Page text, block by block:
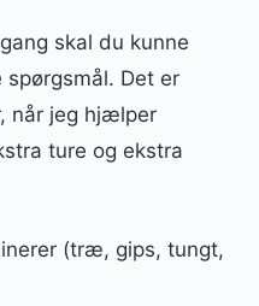
skal du kunne
spørgsmål. Det er
når jeg hjælper
ture og ekstra
(træ, gips, tungt,